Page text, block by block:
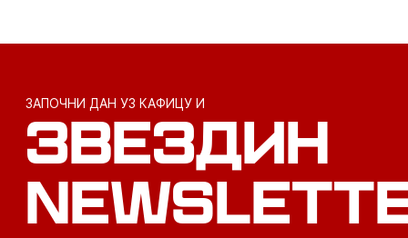
ЗАПОЧНИ ДАН УЗ КАФИЦУ И
ЗВЕЗДИН